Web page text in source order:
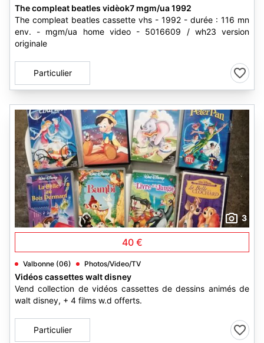
The compleat beatles vidèok7 mgm/ua 1992
The compleat beatles cassette vhs - 1992 - durée : 116 mn
env. - mgm/ua home video - 5016609 / wh23 version
originale
Particulier
3
40 €
Valbonne (06) Photos/Video/TV
Vidéos cassettes walt disney
Vend collection de vidéos cassettes de dessins animés de
walt disney, + 4 films w.d offerts.
Particulier